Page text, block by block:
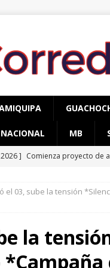
NACIONAL MB
] Comienza proyecto de
2026 ] Asegura AEI Occidente
]
Presentan la Ruta
CUAUHTÉMOC
el 03, sube la tensión
la